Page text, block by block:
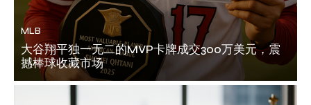
MLB
大谷翔平独一无二的MVP卡牌成交300万美元，震
撼棒球收藏市场